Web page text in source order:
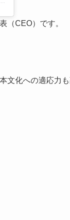
（CEO）です。
文化への適応力